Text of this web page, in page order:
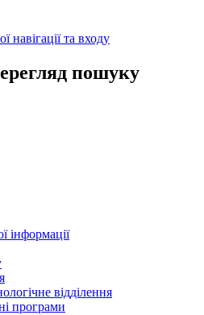
навігації та входу
пошуку
інформації
відділення
програми